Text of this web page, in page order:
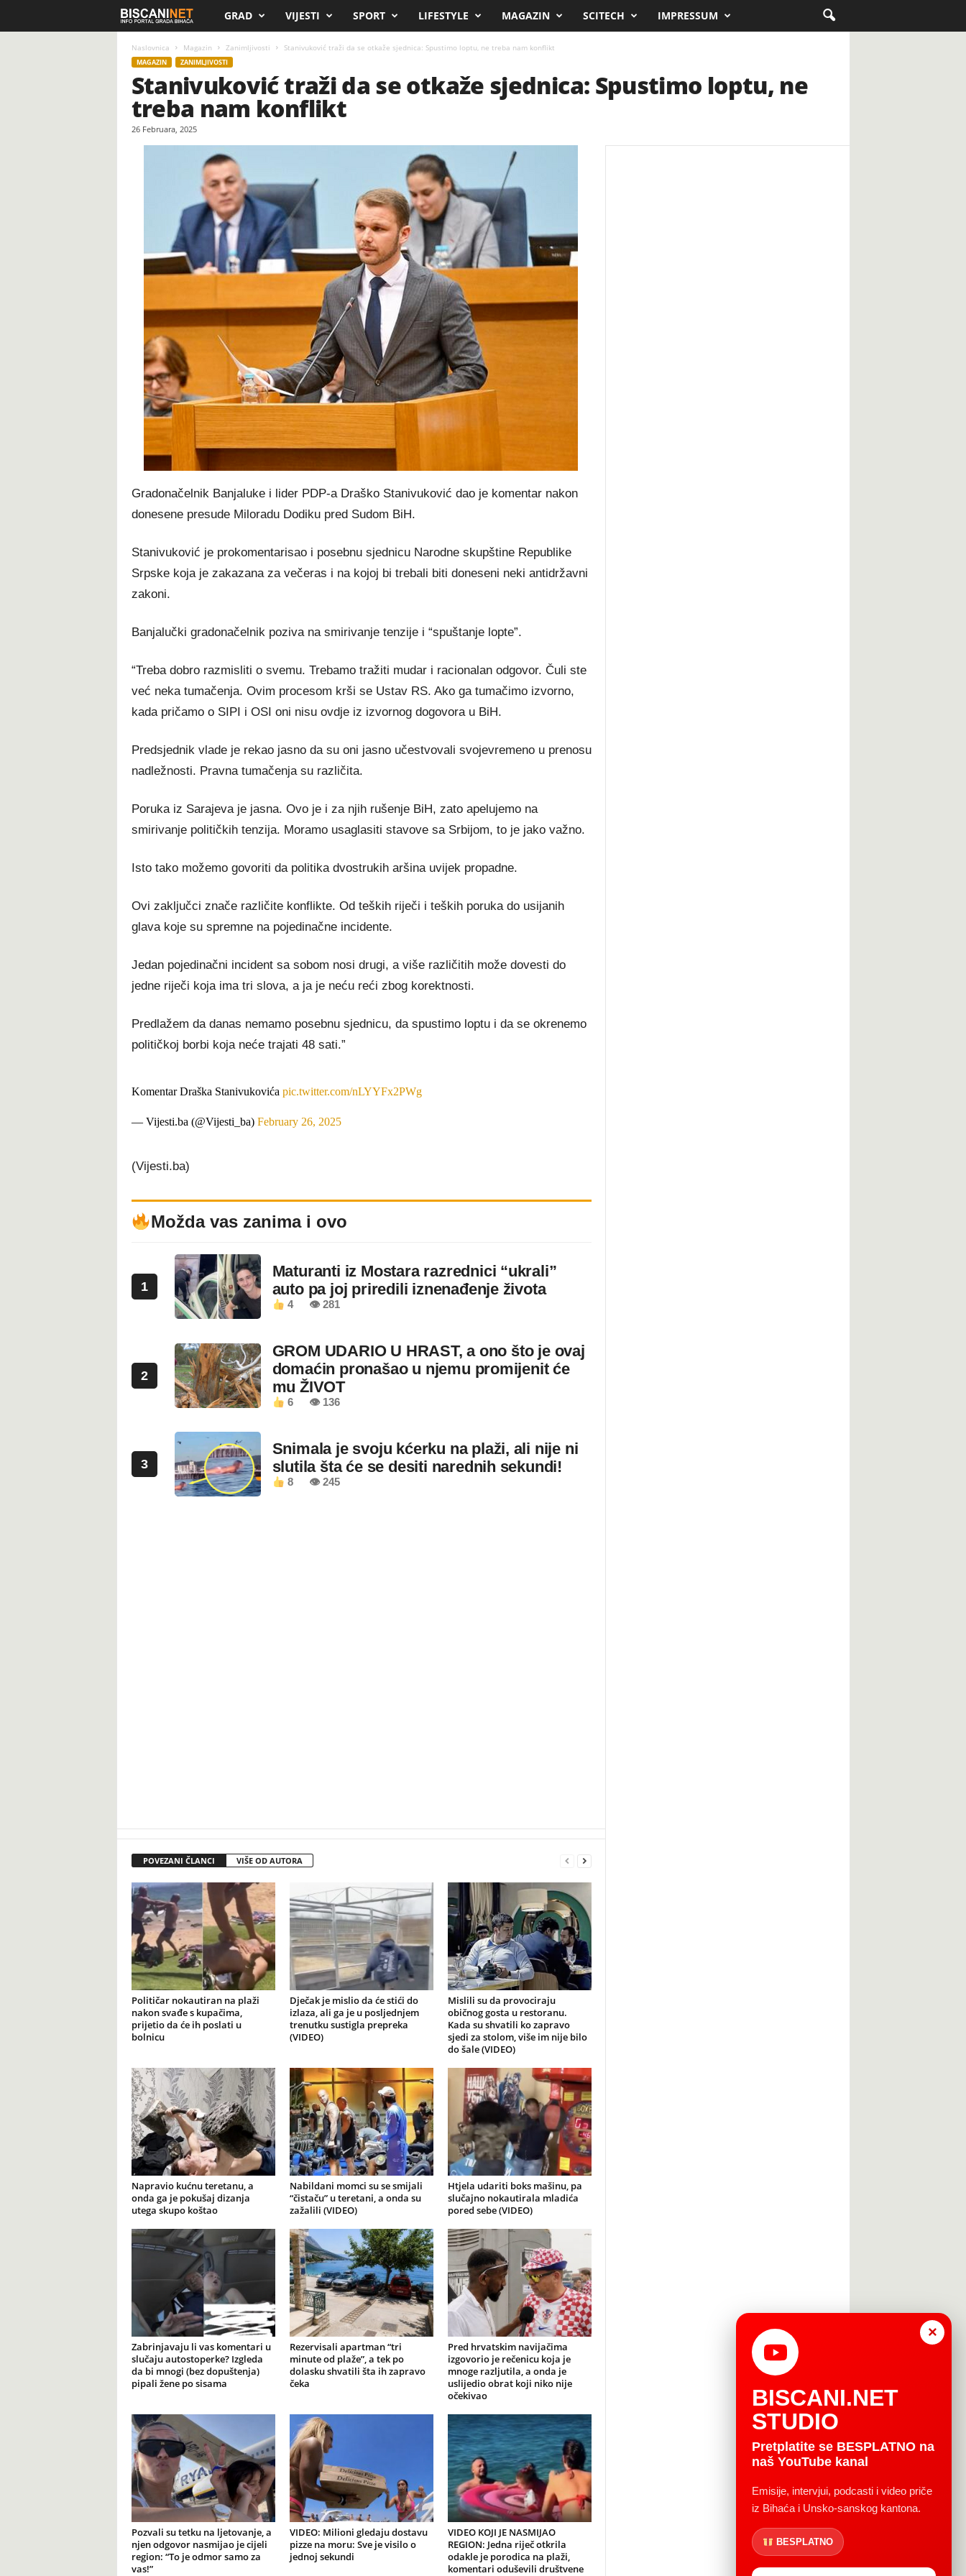
c
n
i
.
n
GRAD VIJESTI SPORT LIFESTYLE MAGAZIN SCITECH IMPRESSUM
Naslovnica Magazin Zanimljivosti Stanivuković traži da se otkaže sjednica: Spustimo loptu, ne treba nam konflikt
MAGAZIN ZANIMLJIVOSTI
Stanivuković traži da se otkaže sjednica: Spustimo loptu, ne
treba nam konflikt
26 Februara, 2025
Gradonačelnik Banjaluke i lider PDP-a Draško Stanivuković dao je komentar nakon
donesene presude Miloradu Dodiku pred Sudom BiH.
Stanivuković je prokomentarisao i posebnu sjednicu Narodne skupštine Republike
Srpske koja je zakazana za večeras i na kojoj bi trebali biti doneseni neki antidržavni
zakoni.
Banjalučki gradonačelnik poziva na smirivanje tenzije i “spuštanje lopte”.
“Treba dobro razmisliti o svemu. Trebamo tražiti mudar i racionalan odgovor. Čuli ste
već neka tumačenja. Ovim procesom krši se Ustav RS. Ako ga tumačimo izvorno,
kada pričamo o SIPI i OSI oni nisu ovdje iz izvornog dogovora u BiH.
Predsjednik vlade je rekao jasno da su oni jasno učestvovali svojevremeno u prenosu
nadležnosti. Pravna tumačenja su različita.
Poruka iz Sarajeva je jasna. Ovo je i za njih rušenje BiH, zato apelujemo na
smirivanje političkih tenzija. Moramo usaglasiti stavove sa Srbijom, to je jako važno.
Isto tako možemo govoriti da politika dvostrukih aršina uvijek propadne.
Ovi zaključci znače različite konflikte. Od teških riječi i teških poruka do usijanih
glava koje su spremne na pojedinačne incidente.
Jedan pojedinačni incident sa sobom nosi drugi, a više različitih može dovesti do
jedne riječi koja ima tri slova, a ja je neću reći zbog korektnosti.
Predlažem da danas nemamo posebnu sjednicu, da spustimo loptu i da se okrenemo
političkoj borbi koja neće trajati 48 sati.”
Komentar Draška Stanivukovića pic.twitter.com/nLYYFx2PWg
— Vijesti.ba (@Vijesti_ba) February 26, 2025
(Vijesti.ba)
Možda vas zanima i ovo
1
Maturanti iz Mostara razrednici “ukrali”
auto pa joj priredili iznenađenje života
4 👁 281
2
GROM UDARIO U HRAST, a ono što je ovaj
domaćin pronašao u njemu promijenit će
mu ŽIVOT
6 👁 136
3
Snimala je svoju kćerku na plaži, ali nije ni
slutila šta će se desiti narednih sekundi!
8 👁 245
POVEZANI ČLANCI VIŠE OD AUTORA
Političar nokautiran na plaži
nakon svađe s kupačima,
prijetio da će ih poslati u
bolnicu
Dječak je mislio da će stići do
izlaza, ali ga je u posljednjem
trenutku sustigla prepreka
(VIDEO)
Mislili su da provociraju
običnog gosta u restoranu.
Kada su shvatili ko zapravo
sjedi za stolom, više im nije bilo
do šale (VIDEO)
Napravio kućnu teretanu, a
onda ga je pokušaj dizanja
utega skupo koštao
Nabildani momci su se smijali
“čistaču” u teretani, a onda su
zažalili (VIDEO)
Htjela udariti boks mašinu, pa
slučajno nokautirala mladića
pored sebe (VIDEO)
Zabrinjavaju li vas komentari u
slučaju autostoperke? Izgleda
da bi mnogi (bez dopuštenja)
pipali žene po sisama
Rezervisali apartman “tri
minute od plaže”, a tek po
dolasku shvatili šta ih zapravo
čeka
Pred hrvatskim navijačima
izgovorio je rečenicu koja je
mnoge razljutila, a onda je
uslijedio obrat koji niko nije
očekivao
Pozvali su tetku na ljetovanje, a
njen odgovor nasmijao je cijeli
region: “To je odmor samo za
vas!”
VIDEO: Milioni gledaju dostavu
pizze na moru: Sve je visilo o
jednoj sekundi
VIDEO KOJI JE NASMIJAO
REGION: Jedna riječ otkrila
odakle je porodica na plaži,
komentari oduševili društvene
×
BISCANI.NET
STUDIO
Pretplatite se BESPLATNO na
naš YouTube kanal
Emisije, intervjui, podcasti i video priče
iz Bihaća i Unsko-sanskog kantona.
BESPLATNO